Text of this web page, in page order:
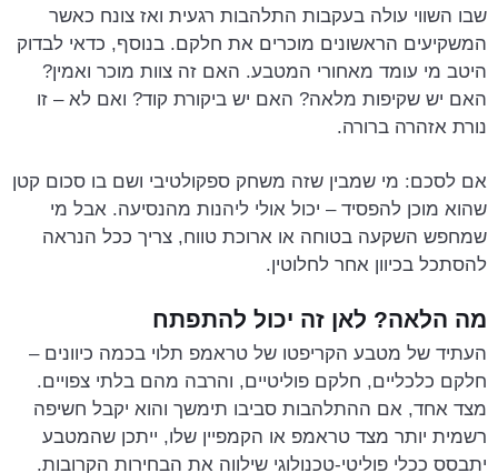
שבו השווי עולה בעקבות התלהבות רגעית ואז צונח כאשר
המשקיעים הראשונים מוכרים את חלקם. בנוסף, כדאי לבדוק
היטב מי עומד מאחורי המטבע. האם זה צוות מוכר ואמין?
האם יש שקיפות מלאה? האם יש ביקורת קוד? ואם לא – זו
נורת אזהרה ברורה.
אם לסכם: מי שמבין שזה משחק ספקולטיבי ושם בו סכום קטן
שהוא מוכן להפסיד – יכול אולי ליהנות מהנסיעה. אבל מי
שמחפש השקעה בטוחה או ארוכת טווח, צריך ככל הנראה
להסתכל בכיוון אחר לחלוטין.
מה הלאה? לאן זה יכול להתפתח
העתיד של מטבע הקריפטו של טראמפ תלוי בכמה כיוונים –
חלקם כלכליים, חלקם פוליטיים, והרבה מהם בלתי צפויים.
מצד אחד, אם ההתלהבות סביבו תימשך והוא יקבל חשיפה
רשמית יותר מצד טראמפ או הקמפיין שלו, ייתכן שהמטבע
יתבסס ככלי פוליטי-טכנולוגי שילווה את הבחירות הקרובות.